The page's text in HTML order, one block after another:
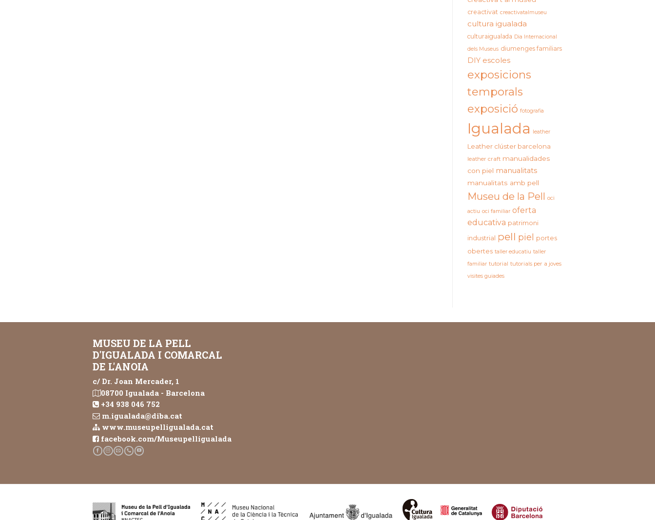
creactivat creactivatalmuseu
cultura igualada
culturaigualada Dia Internacional
dels Museus diumenges familiars
DIY escoles
exposicions
temporals
exposició fotografia
Igualada leather
Leather clúster barcelona
leather craft manualidades
con piel manualitats
manualitats amb pell
Museu de la Pell oci
actiu oci familiar oferta
educativa patrimoni
industrial pell piel
portes
obertes taller educatiu taller
familiar tutorial tutorials per a joves
visites guiades
MUSEU DE LA PELL
D'IGUALADA I COMARCAL
DE L'ANOIA
c/ Dr. Joan Mercader, 1
08700 Igualada - Barcelona
+34 938 046 752
m.igualada@diba.cat
www.museupelligualada.cat
facebook.com/Museupelligualada